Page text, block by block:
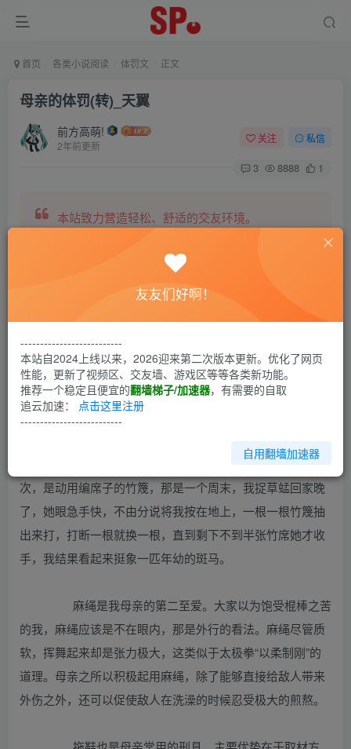
首页 各类小说阅读 体罚文 正文
母亲的体罚(转)_天翼
前方高萌!
2年前更新
关注 私信
3 8888 1
本站致力营造轻松、舒适的交友环境。
另有小说阅读站点，网罗包括训诫文、腐文在内的
第1回
母亲是个体罚专家，她出手以快、准、狠闻名。她体罚的招
数无奇不有，早年比较热衷于用棍棒。诸位别看我母亲身型
厘米的上等好木，那是小时候家里挑煤用的。比较轻微的一
次，是动用编席子的竹篾，那是一个周末，我捉草蜢回家晚
了，她眼急手快，不由分说将我按在地上，一根一根竹篾抽
出来打，打断一根就换一根，直到剩下不到半张竹席她才收
手，我结果看起来挺象一匹年幼的斑马。
麻绳是我母亲的第二至爱。大家以为饱受棍棒之苦
的我，麻绳应该是不在眼内，那是外行的看法。麻绳尽管质
软，挥舞起来却是张力极大，这类似于太极拳“以柔制刚”的
道理。母亲之所以积极起用麻绳，除了能够直接给敌人带来
外伤之外，还可以促使敌人在洗澡的时候忍受极大的煎熬。
友友们好啊！
--------------------------
本站自2024上线以来，2026迎来第二次版本更新。优化了网页
性能，更新了视频区、交友墙、游戏区等等各类新功能。
推荐一个稳定且便宜的翻墙梯子/加速器，有需要的自取
追云加速： 点击这里注册
--------------------------
自用翻墙加速器